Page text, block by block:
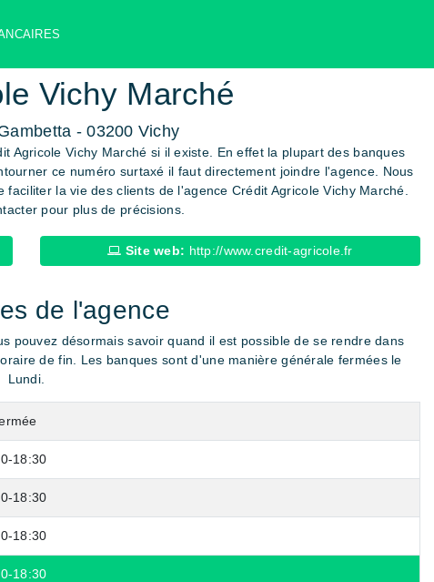
Vichy Marché
- 03200 Vichy
Agricole Vichy Marché si il existe. En effet la plupart des banques
ce numéro surtaxé il faut directement joindre l'agence. Nous
la vie des clients de l'agence Crédit Agricole Vichy Marché.
pour plus de précisions.
Site web: http://www.credit-agricole.fr
de l'agence
pouvez désormais savoir quand il est possible de se rendre dans
de fin. Les banques sont d'une manière générale fermées le
Lundi.
18:30
18:30
18:30
18:30